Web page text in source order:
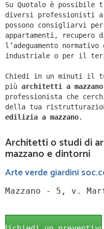
Su Quotalo è possibile
diversi professionisti
possono consigliarvi
appartamenti,
l’adeguamento
industriale o per il
Chiedi in un minuti il
più architetti a mazzano
professionista che
della tua
edilizia a mazzano.
Architetti o studi di
mazzano e dintorni
Arte verde giardini
Mazzano - 5, v.